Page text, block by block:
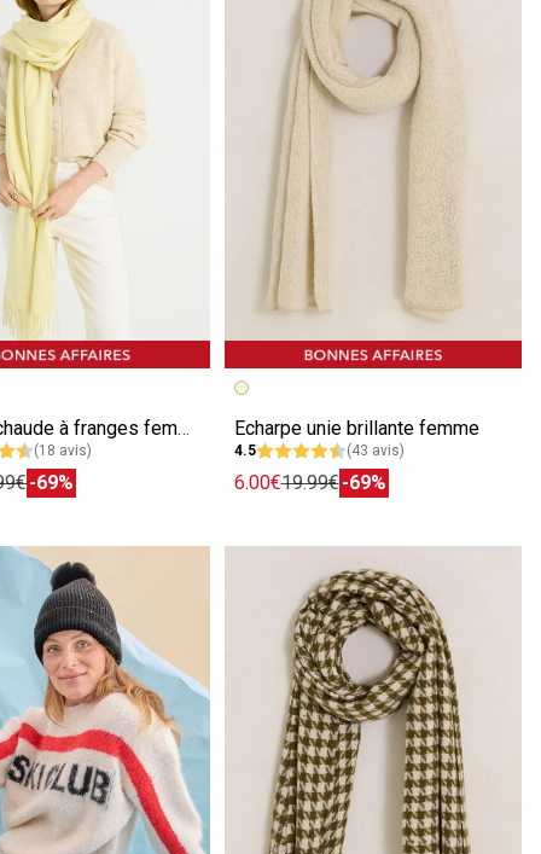
Echarpe chaude à franges femme
(18 avis)
-69%
Image précédente
Image suivante
Echarpe unie brillante femme
4.5 (43 avis)
6.00€19.99€-69%